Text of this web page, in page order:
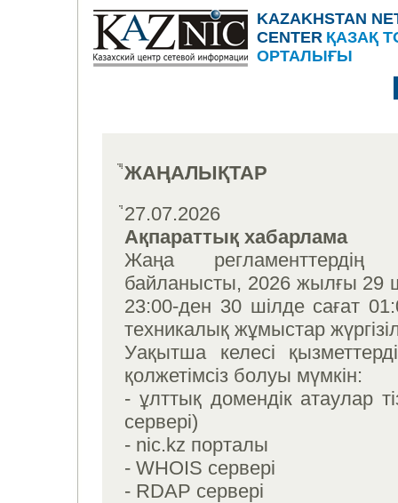
KAZAKHSTAN
CENTER ҚАЗАҚ
ОРТАЛЫҒЫ
ЖАҢАЛЫҚТАР
27.07.2026
Ақпараттық хабарлама
Жаңа регламенттердің
байланысты, 2026 жылғы 29
23:00-ден 30 шілде сағат
техникалық жұмыстар
Уақытша келесі
қолжетімсіз болуы мүмкін:
- ұлттық домендік атаулар
сервері)
- nic.kz порталы
- WHOIS сервері
- RDAP сервері